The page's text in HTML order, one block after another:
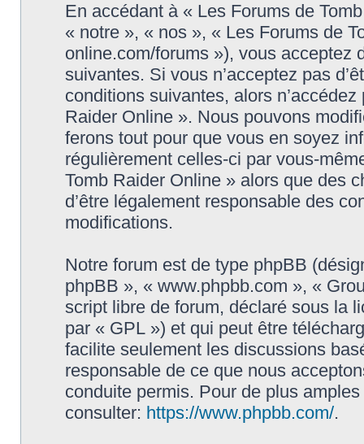
En accédant à « Les Forums de
« notre », « nos », « Les Forums de
online.com/forums »), vous acceptez
suivantes. Si vous n’acceptez pas
conditions suivantes, alors
Raider Online ». Nous pouvons
ferons tout pour que vous en soyez
régulièrement celles-ci par vous-
Tomb Raider Online » alors que des
d’être légalement responsable des
modifications.
Notre forum est de type phpBB
phpBB », « www.phpbb.com », «
script libre de forum, déclaré sous la
par « GPL ») et qui peut être
facilite seulement les discussions
responsable de ce que nous
conduite permis. Pour de plus
consulter: https://www.phpbb.com/.